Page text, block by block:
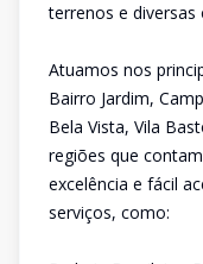
terrenos e diversas
Atuamos nos
Bairro Jardim,
Bela Vista, Vila
regiões que
excelência e fácil
serviços, como: